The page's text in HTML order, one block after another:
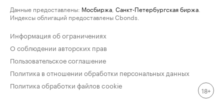
Данные предоставлены: Мосбиржа Санкт-Петербургская биржа
Индексы облигаций предоставлены Cbonds.
Информация об ограничениях
О соблюдении авторских прав
Пользовательское соглашение
Политика в отношении обработки персональных данных
Политика обработки файлов cookie
18+